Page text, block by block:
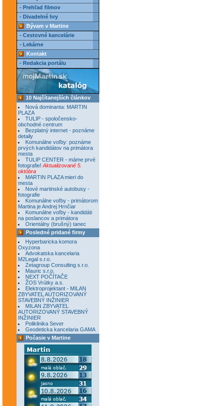
- Prehľad filmov
- Divadelné hry
Bývam v Martine
- Cestovné kancelárie
- Lekárne
Kontakt
- Redakcia portálu
10 Najčítanejších článkov
Nová dominanta: MARTIN
PLAZA
TULIP - spoločensko-
obchodné centrum
Bezplatný internet - poznáme
detaily
Komunálne voľby: poznáme
prvých kandidátov na primátora
mesta
TULIP CENTER - máme prvé
fotografie! Aktualizované 5.
októbra
MARTIN PLAZA mieri do
mesta
Nové martinské autobusy -
fotografie
Komunálne voľby - primátorom
Martina je Andrej Hrnčiar
Komunálne voľby - kandidáti
na poslancov a primátora
Orientálny (brušný) tanec
Posledné pridané firmy
Hyperbaricka komora
Oxyzona
Advokatska kancelaria
M2Legal s.r.o.
Zetagroup Consulting s.r.o.
Mauric s.r.o.
NEXT POČÍTAČE
ŽOS Vrútky a.s.
Elektroprojektant - MILAN
ZBYVATEL AUTORIZOVANÝ
STAVEBNÝ INŽINIER
MILAN ZBYVATEL
AUTORIZOVANÝ STAVEBNÝ
INŽINIER
Poliklinika Sever
Geodeticka kancelaria GAMA
Počasie v Martine